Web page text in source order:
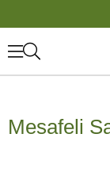
Mesafeli